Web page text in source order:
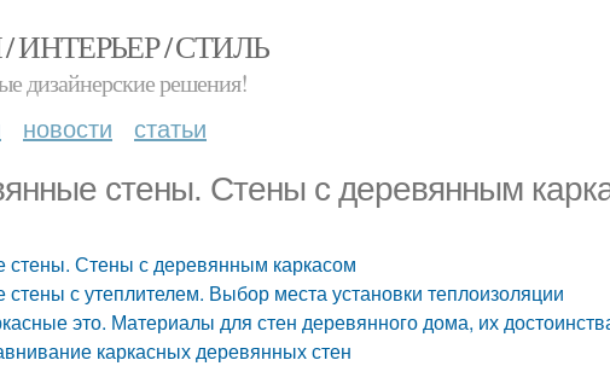
ИНТЕРЬЕР / СТИЛЬ
дизайнерские решения!
новости статьи
стены. Стены с деревянным
стены. Стены с деревянным каркасом
с утеплителем. Выбор места установки теплоизоляции
это. Материалы для стен деревянного дома, их
каркасных деревянных стен